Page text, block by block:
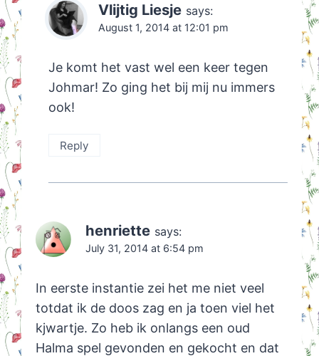
Vlijtig Liesje says:
August 1, 2014 at 12:01 pm
Je komt het vast wel een keer tegen
Johmar! Zo ging het bij mij nu immers
ook!
Reply
henriette says:
July 31, 2014 at 6:54 pm
In eerste instantie zei het me niet veel
totdat ik de doos zag en ja toen viel het
kjwartje. Zo heb ik onlangs een oud
Halma spel gevonden en gekocht en dat